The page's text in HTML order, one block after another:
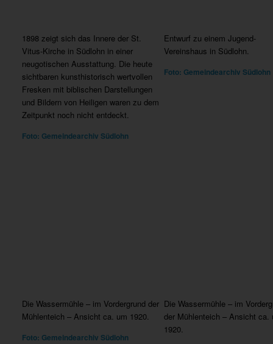
1898 zeigt sich das Innere der St.
Vitus-Kirche in Südlohn in einer
neugotischen Ausstattung. Die heute
sichtbaren kunsthistorisch wertvollen
Fresken mit biblischen Darstellungen
und Bildern von Heiligen waren zu dem
Zeitpunkt noch nicht entdeckt.
Foto: Gemeindearchiv Südlohn
Entwurf zu einem Jugend-
Vereinshaus in Südlohn.
Foto: Gemeindearchiv Südlohn
Die Wassermühle – im Vordergrund der
Mühlenteich – Ansicht ca. um 1920.
Foto: Gemeindearchiv Südlohn
Die Wassermühle – im
der Mühlenteich – Ansicht ca.
1920.